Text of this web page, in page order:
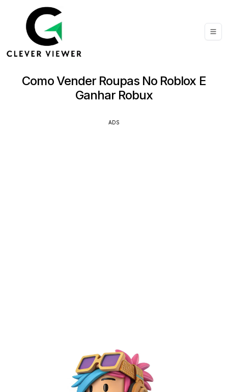
Como Vender Roupas No Roblox E
Ganhar Robux
ADS